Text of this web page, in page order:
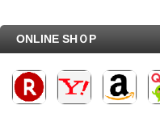
ONLINE SHＯP